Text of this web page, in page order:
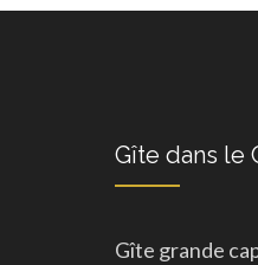
Gîte dans le
Gîte grande